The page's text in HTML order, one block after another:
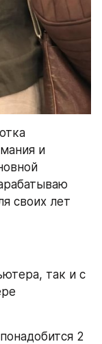
и
своих лет
так и с
2